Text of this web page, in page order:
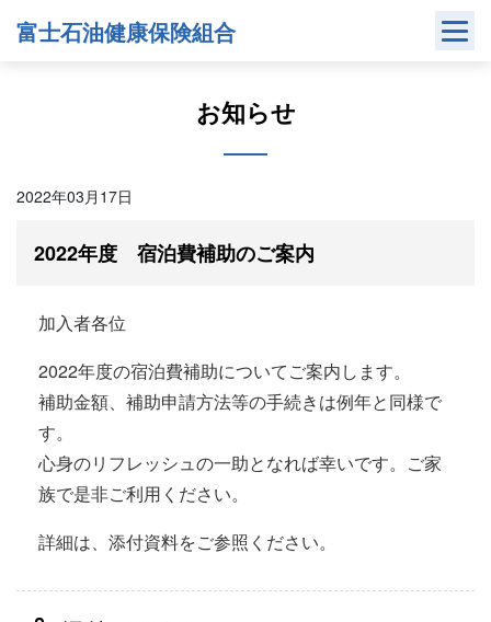
富士石油健康保険組合
お知らせ
2022年03月17日
2022年度 宿泊費補助のご案内
加入者各位
2022年度の宿泊費補助についてご案内します。
補助金額、補助申請方法等の手続きは例年と同様で
す。
心身のリフレッシュの一助となれば幸いです。ご家
族で是非ご利用ください。
詳細は、添付資料をご参照ください。